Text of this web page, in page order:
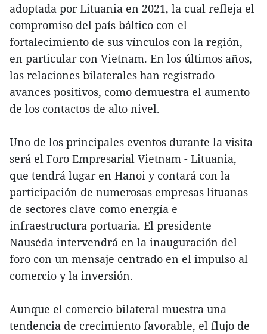
adoptada por Lituania en 2021, la cual refleja el
compromiso del país báltico con el
fortalecimiento de sus vínculos con la región,
en particular con Vietnam. En los últimos años,
las relaciones bilaterales han registrado
avances positivos, como demuestra el aumento
de los contactos de alto nivel.
Uno de los principales eventos durante la visita
será el Foro Empresarial Vietnam - Lituania,
que tendrá lugar en Hanoi y contará con la
participación de numerosas empresas lituanas
de sectores clave como energía e
infraestructura portuaria. El presidente
Nausėda intervendrá en la inauguración del
foro con un mensaje centrado en el impulso al
comercio y la inversión.
Aunque el comercio bilateral muestra una
tendencia de crecimiento favorable, el flujo de